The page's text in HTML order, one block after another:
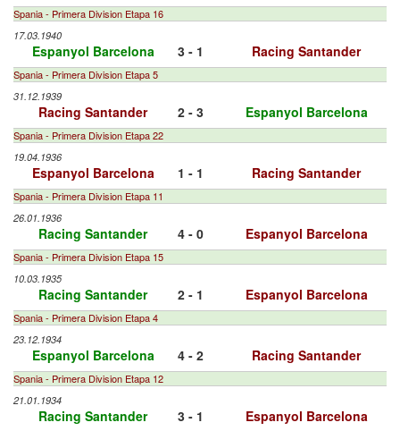
Spania - Primera Division Etapa 16
17.03.1940
Espanyol Barcelona 3 - 1 Racing Santander
Spania - Primera Division Etapa 5
31.12.1939
Racing Santander 2 - 3 Espanyol Barcelona
Spania - Primera Division Etapa 22
19.04.1936
Espanyol Barcelona 1 - 1 Racing Santander
Spania - Primera Division Etapa 11
26.01.1936
Racing Santander 4 - 0 Espanyol Barcelona
Spania - Primera Division Etapa 15
10.03.1935
Racing Santander 2 - 1 Espanyol Barcelona
Spania - Primera Division Etapa 4
23.12.1934
Espanyol Barcelona 4 - 2 Racing Santander
Spania - Primera Division Etapa 12
21.01.1934
Racing Santander 3 - 1 Espanyol Barcelona